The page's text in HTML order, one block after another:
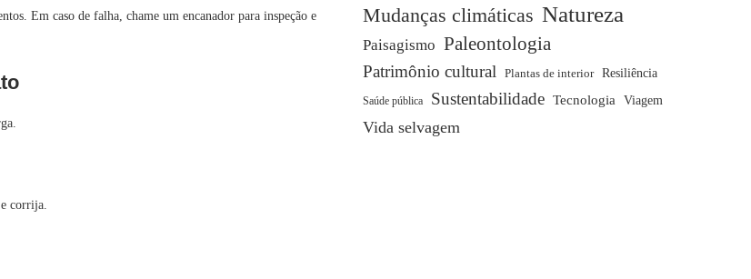
Em caso de falha, chame um encanador para inspeção e
corrija.
Mudanças climáticas Natureza
Paisagismo Paleontologia
Patrimônio cultural Plantas de interior Resiliência
Saúde pública Sustentabilidade Tecnologia Viagem
Vida selvagem